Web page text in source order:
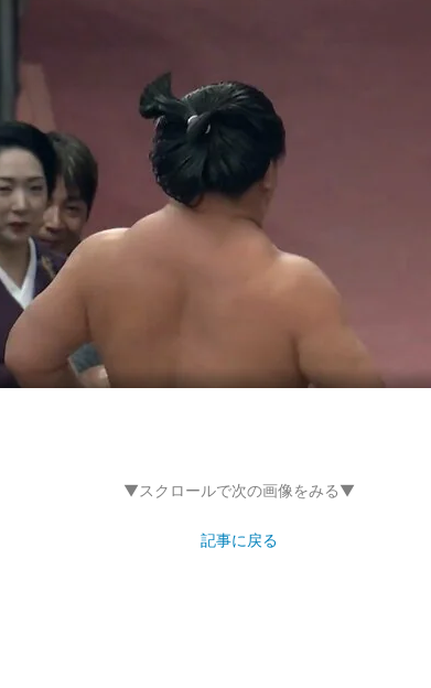
▼スクロールで次の画像をみる▼
記事に戻る